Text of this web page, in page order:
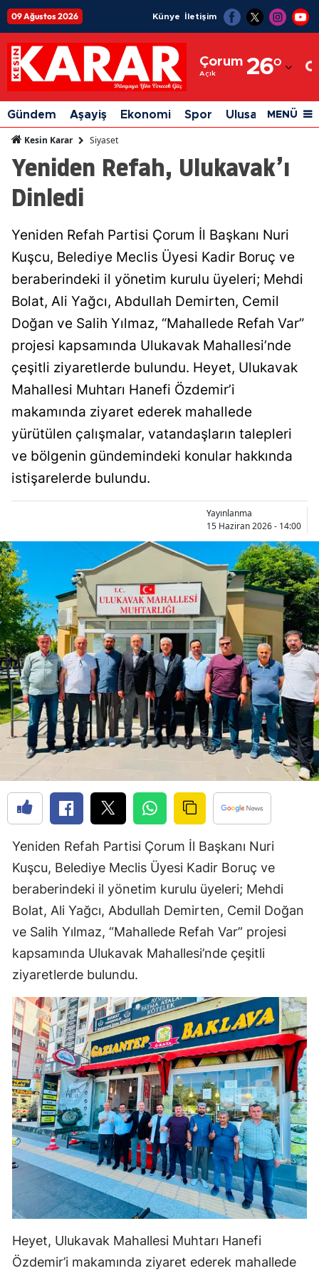
09 Ağustos 2026 Künye İletişim
Çorum
Açık 26°
Adıyaman
Afyonkarahisar
Ağrı
Amasya
Artvin
Aydın
Balıkesir
Bingöl
Bitlis
Burdur
Çanakkale
Çankırı
Çorum
Denizli
Diyarbakır
Edirne
Elazığ
Erzincan
Erzurum
Eskişehir
Gaziantep
Gümüşhane
Hakkari
Hatay
Isparta
İstanbul
İzmir
Kars
Kastamonu
Kayseri
Kırklareli
Kırşehir
Kocaeli
Konya
Kütahya
Gündem Aşayiş Ekonomi Spor Ulusal Siyaset
MENÜ
Kesin Karar Siyaset
Yeniden Refah, Ulukavak’ı
Dinledi
Yeniden Refah Partisi Çorum İl Başkanı Nuri
Kuşcu, Belediye Meclis Üyesi Kadir Boruç ve
beraberindeki il yönetim kurulu üyeleri; Mehdi
Bolat, Ali Yağcı, Abdullah Demirten, Cemil
Doğan ve Salih Yılmaz, “Mahallede Refah Var”
projesi kapsamında Ulukavak Mahallesi’nde
çeşitli ziyaretlerde bulundu. Heyet, Ulukavak
Mahallesi Muhtarı Hanefi Özdemir’i
makamında ziyaret ederek mahallede
yürütülen çalışmalar, vatandaşların talepleri
ve bölgenin gündemindeki konular hakkında
istişarelerde bulundu.
Yayınlanma
15 Haziran 2026 - 14:00
Yeniden Refah Partisi Çorum İl Başkanı Nuri
Kuşcu, Belediye Meclis Üyesi Kadir Boruç ve
beraberindeki il yönetim kurulu üyeleri; Mehdi
Bolat, Ali Yağcı, Abdullah Demirten, Cemil Doğan
ve Salih Yılmaz, “Mahallede Refah Var” projesi
kapsamında Ulukavak Mahallesi’nde çeşitli
ziyaretlerde bulundu.
Heyet, Ulukavak Mahallesi Muhtarı Hanefi
Özdemir’i makamında ziyaret ederek mahallede